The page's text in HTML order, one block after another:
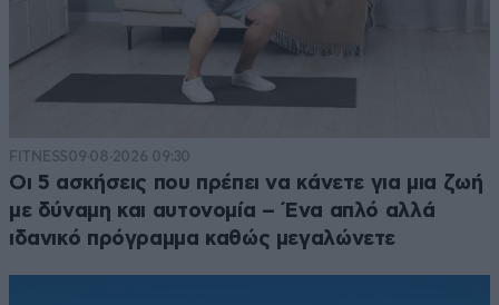
FITNESS09·08·2026 09:30
Οι 5 ασκήσεις που πρέπει να κάνετε για μια ζωή
με δύναμη και αυτονομία – Ένα απλό αλλά
ιδανικό πρόγραμμα καθώς μεγαλώνετε